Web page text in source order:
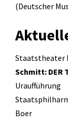
(Deutscher
Staatstheater
Schmitt: DER
Uraufführung
Boer